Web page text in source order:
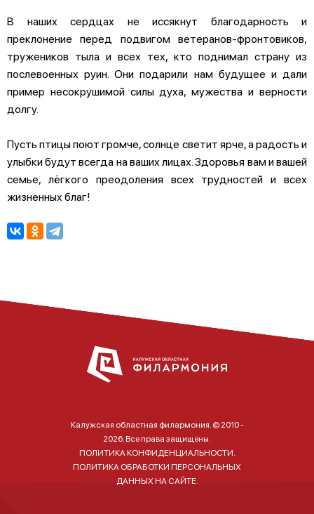
В наших сердцах не иссякнут благодарность и
преклонение перед подвигом ветеранов-фронтовиков,
тружеников тыла и всех тех, кто поднимал страну из
послевоенных руин. Они подарили нам будущее и дали
пример несокрушимой силы духа, мужества и верности
долгу.
Пусть птицы поют громче, солнце светит ярче, а радость и
улыбки будут всегда на ваших лицах. Здоровья вам и вашей
семье, лёгкого преодоления всех трудностей и всех
жизненных благ!
Калужская областная филармония. © 2010 -
2026. Все права защищены.
ПОЛИТИКА КОНФИДЕНЦИАЛЬНОСТИ.
ПОЛИТИКА ОБРАБОТКИ ПЕРСОНАЛЬНЫХ
ДАННЫХ НА САЙТЕ.